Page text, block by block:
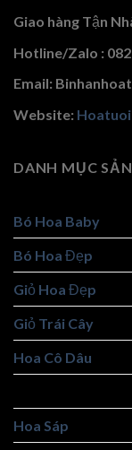
Giao hàng Tận
Hotline/Zalo :
Email:
Website:
DANH MỤC
Bó Hoa Baby
Bó Hoa Đẹp
Giỏ Hoa Đẹp
Giỏ Trái Cây
Hoa Cô Dâu
Hoa Sáp